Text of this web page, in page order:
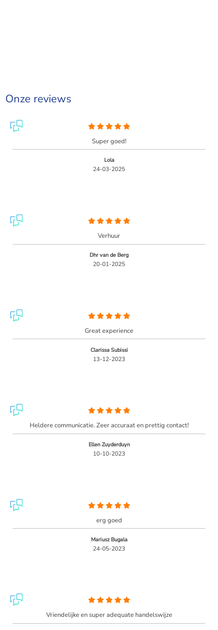
Onze reviews
Super goed!
Lola
24-03-2025
Verhuur
Dhr van de Berg
20-01-2025
Great experience
Clarissa Subissi
13-12-2023
Heldere communicatie. Zeer accuraat en prettig contact!
Ellen Zuyderduyn
10-10-2023
erg goed
Mariusz Bugala
24-05-2023
Vriendelijke en super adequate handelswijze